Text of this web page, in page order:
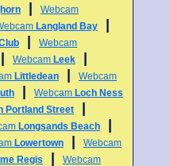
Webcam
Langland Bay
Webcam
Webcam Leek
Littledean
Webcam
Webcam Loch Ness
Portland Street
Longsands Beach
Lowertown
Webcam
Regis
Webcam